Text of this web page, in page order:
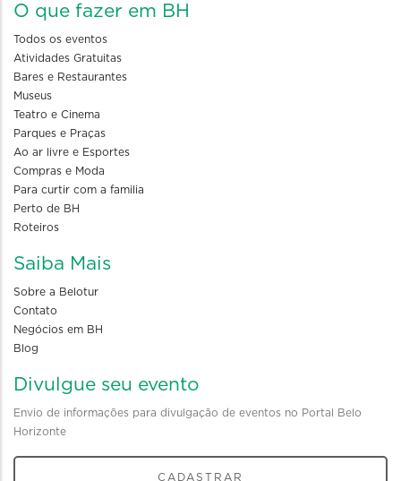
O que fazer em BH
Todos os eventos
Atividades Gratuitas
Bares e Restaurantes
Museus
Teatro e Cinema
Parques e Praças
Ao ar livre e Esportes
Compras e Moda
Para curtir com a familia
Perto de BH
Roteiros
Saiba Mais
Sobre a Belotur
Contato
Negócios em BH
Blog
Divulgue seu evento
Envio de informações para divulgação de eventos no Portal Belo
Horizonte
CADASTRAR